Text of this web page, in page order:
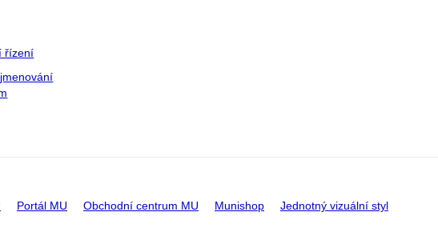
řízení
Portál MU Obchodní centrum MU Munishop Jednotný vizuální styl